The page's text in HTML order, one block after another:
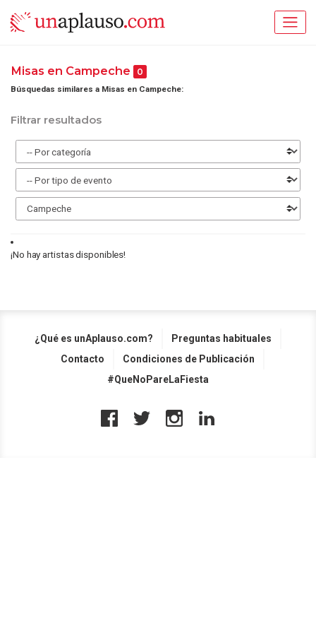
Misas en Campeche 0
Búsquedas similares a Misas en Campeche:
Filtrar resultados
¡No hay artistas disponibles!
¿Qué es unAplauso.com?
Preguntas habituales
Contacto
Condiciones de Publicación
#QueNoPareLaFiesta